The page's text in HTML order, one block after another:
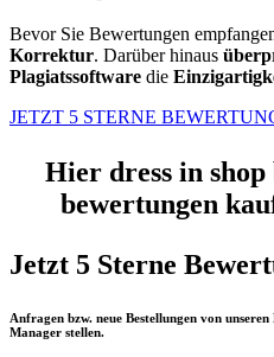
Bevor Sie Bewertungen
Korrektur. Darüber hinaus
Plagiatssoftware die
JETZT 5 STERNE
Hier dress in shop
bewertungen
Jetzt 5 Sterne
Anfragen bzw. neue Bestellungen von
Manager stellen.